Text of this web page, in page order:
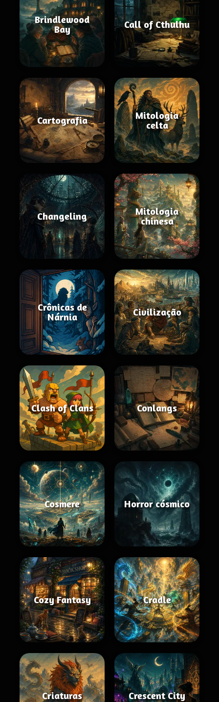
Brindlewood
Bay
Call of Cthulhu
Cartografia
Mitologia
celta
Changeling
Mitologia
chinesa
Crônicas de
Nárnia
Civilização
Clash of Clans Conlangs
Cosmere Horror cósmico
Cozy Fantasy Cradle
Criaturas Crescent City